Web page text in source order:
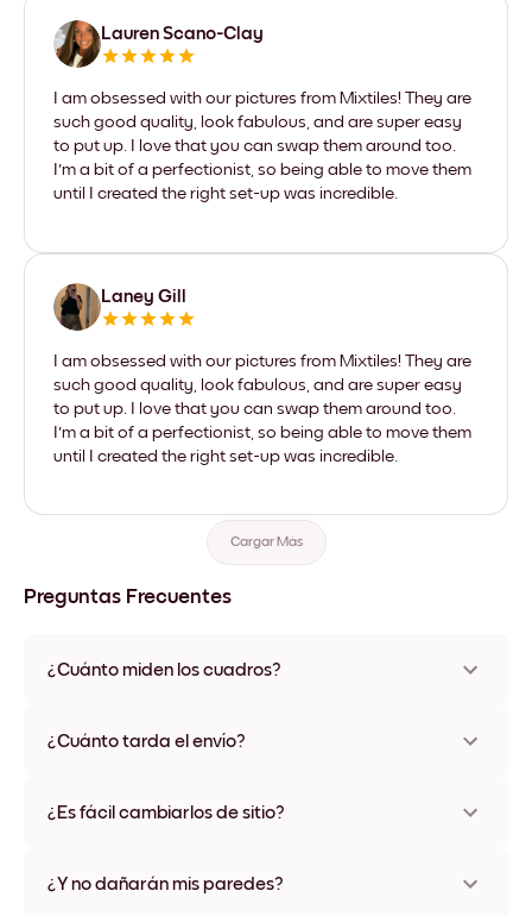
Lauren Scano-Clay
I am obsessed with our pictures from Mixtiles! They are
such good quality, look fabulous, and are super easy
to put up. I love that you can swap them around too.
I'm a bit of a perfectionist, so being able to move them
until I created the right set-up was incredible.
Laney Gill
I am obsessed with our pictures from Mixtiles! They are
such good quality, look fabulous, and are super easy
to put up. I love that you can swap them around too.
I'm a bit of a perfectionist, so being able to move them
until I created the right set-up was incredible.
Cargar Más
Preguntas Frecuentes
¿Cuánto miden los cuadros?
materiales y colores de marco, incluidas opciones sin marco y
¿Cuánto tarda el envío?
disponibles en algunos países. Te enviaremos un número de
¿Es fácil cambiarlos de sitio?
ningún daño
¿Y no dañarán mis paredes?